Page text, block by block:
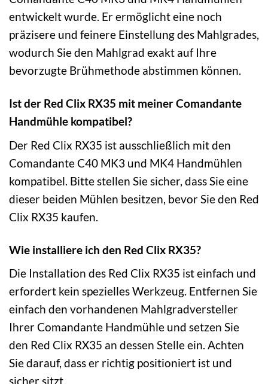
entwickelt wurde. Er ermöglicht eine noch
präzisere und feinere Einstellung des Mahlgrades,
wodurch Sie den Mahlgrad exakt auf Ihre
bevorzugte Brühmethode abstimmen können.
Ist der Red Clix RX35 mit meiner Comandante
Handmühle kompatibel?
Der Red Clix RX35 ist ausschließlich mit den
Comandante C40 MK3 und MK4 Handmühlen
kompatibel. Bitte stellen Sie sicher, dass Sie eine
dieser beiden Mühlen besitzen, bevor Sie den Red
Clix RX35 kaufen.
Wie installiere ich den Red Clix RX35?
Die Installation des Red Clix RX35 ist einfach und
erfordert kein spezielles Werkzeug. Entfernen Sie
einfach den vorhandenen Mahlgradversteller
Ihrer Comandante Handmühle und setzen Sie
den Red Clix RX35 an dessen Stelle ein. Achten
Sie darauf, dass er richtig positioniert ist und
sicher sitzt.